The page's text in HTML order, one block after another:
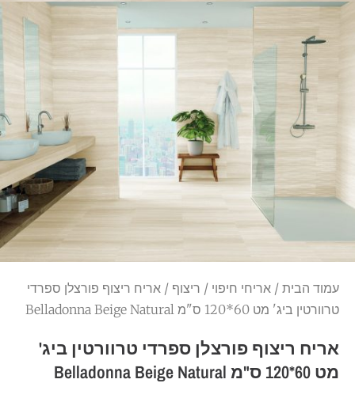
עמוד הבית / אריחי חיפוי / ריצוף / אריח ריצוף פורצלן ספרדי
טרוורטין ביג' מט 60*120 ס"מ Belladonna Beige Natural
אריח ריצוף פורצלן ספרדי טרוורטין ביג'
מט 60*120 ס"מ Belladonna Beige Natural